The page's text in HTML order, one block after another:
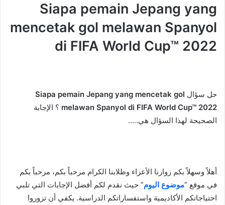
Siapa pemain Jepang yang
mencetak gol melawan Spanyol
di FIFA World Cup™ 2022
حل سؤال Siapa pemain Jepang yang mencetak gol
melawan Spanyol di FIFA World Cup™ 2022 ؟ الإجابة
الصحيحة لهذا السؤال هي…..
أهلاً وسهلاً بكم زوارنا الأعزاء وطلابنا الكرام مرحباً بكم، مرحباً بكم
في موقع “موضوع اليوم” حيث نقدم لكم أفضل الإجابات التي تلبي
احتياجاتكم الأكاديمية واستفساراتكم الدراسية. يكفي أن تزوروا